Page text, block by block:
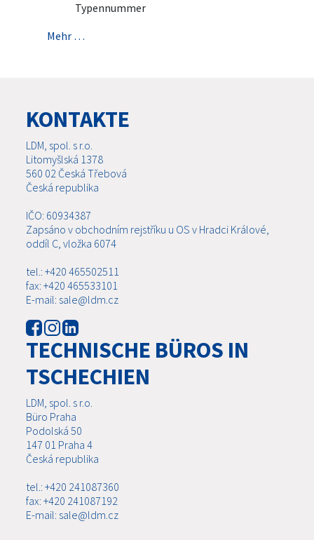
Typennummer
Mehr …
KONTAKTE
LDM, spol. s r.o.
Litomyšlská 1378
560 02 Česká Třebová
Česká republika
IČO: 60934387
Zapsáno v obchodním rejstříku u OS v Hradci Králové,
oddíl C, vložka 6074
tel.: +420 465502511
fax: +420 465533101
E-mail: sale@ldm.cz
TECHNISCHE BÜROS IN
TSCHECHIEN
LDM, spol. s r.o.
Büro Praha
Podolská 50
147 01 Praha 4
Česká republika
tel.: +420 241087360
fax: +420 241087192
E-mail: sale@ldm.cz